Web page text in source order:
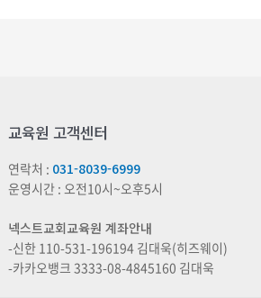
교육원 고객센터
연락처 : 031-8039-6999
운영시간 : 오전10시~오후5시
넥스트교회교육원 계좌안내
-신한 110-531-196194 김대욱(히즈웨이)
-카카오뱅크 3333-08-4845160 김대욱